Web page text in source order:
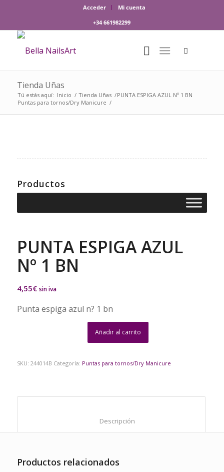
Acceder
Mi cuenta
+34 661982299
Tienda Uñas
Tú estás aquí: Inicio / Tienda Uñas /
Puntas para tornos/Dry Manicure /
PUNTA ESPIGA AZUL Nº 1 BN
Productos
PUNTA ESPIGA AZUL
Nº 1 BN
4,55€ sin iva
Punta espiga azul n? 1 bn
Añadir al carrito
SKU: 244014B Categoría: Puntas para tornos/Dry Manicure
Productos relacionados